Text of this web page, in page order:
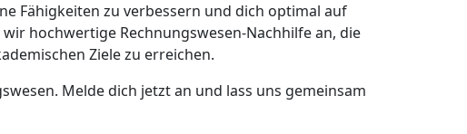
Fähigkeiten zu verbessern und dich optimal auf
hochwertige Rechnungswesen-Nachhilfe an, die
Ziele zu erreichen.
Melde dich jetzt an und lass uns gemeinsam